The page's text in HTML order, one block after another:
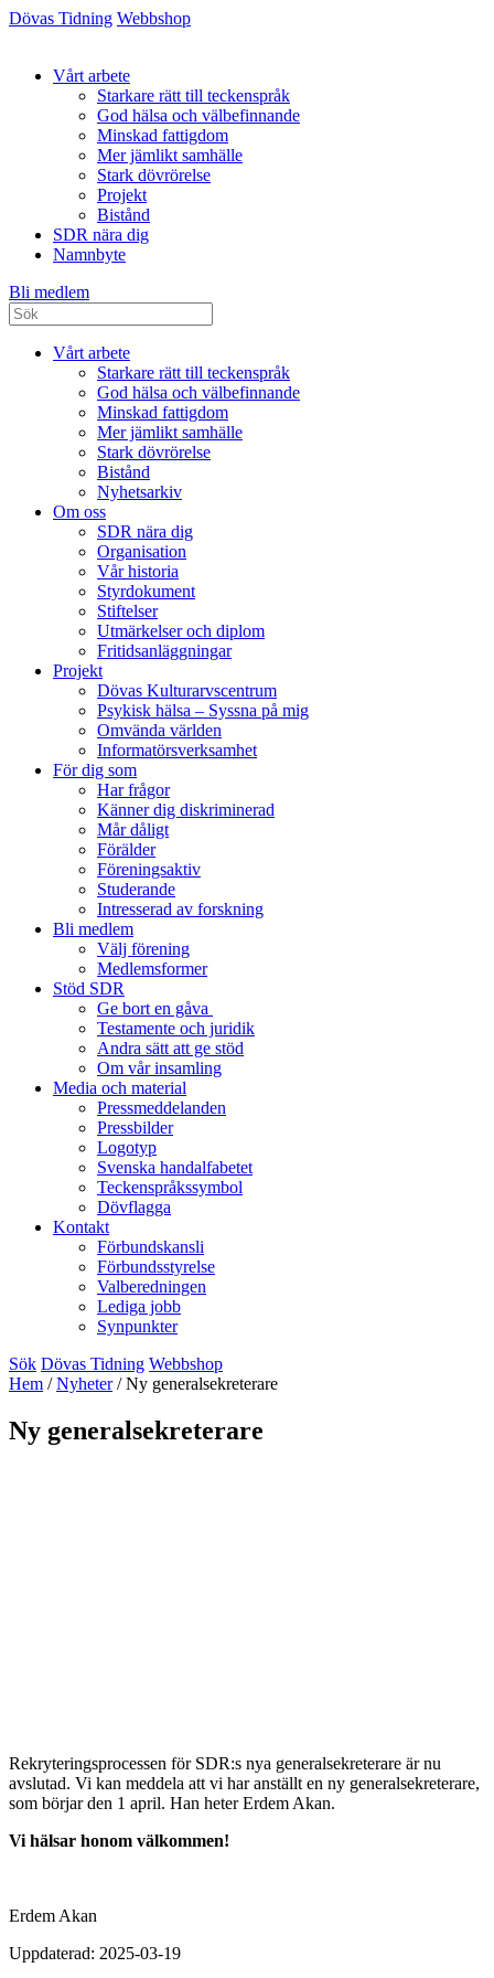
Dövas Tidning Webbshop
Vårt arbete
Starkare rätt till teckenspråk
God hälsa och välbefinnande
Minskad fattigdom
Mer jämlikt samhälle
Stark dövrörelse
Projekt
Bistånd
SDR nära dig
Namnbyte
Bli medlem
Vårt arbete
Starkare rätt till teckenspråk
God hälsa och välbefinnande
Minskad fattigdom
Mer jämlikt samhälle
Stark dövrörelse
Bistånd
Nyhetsarkiv
Om oss
SDR nära dig
Organisation
Vår historia
Styrdokument
Stiftelser
Utmärkelser och diplom
Fritidsanläggningar
Projekt
Dövas Kulturarvscentrum
Psykisk hälsa – Syssna på mig
Omvända världen
Informatörsverksamhet
För dig som
Har frågor
Känner dig diskriminerad
Mår dåligt
Förälder
Föreningsaktiv
Studerande
Intresserad av forskning
Bli medlem
Välj förening
Medlemsformer
Stöd SDR
Ge bort en gåva
Testamente och juridik
Andra sätt att ge stöd
Om vår insamling
Media och material
Pressmeddelanden
Pressbilder
Logotyp
Svenska handalfabetet
Teckenspråkssymbol
Dövflagga
Kontakt
Förbundskansli
Förbundsstyrelse
Valberedningen
Lediga jobb
Synpunkter
Sök Dövas Tidning Webbshop
Hem /Nyheter/Ny generalsekreterare
Ny generalsekreterare
Rekryteringsprocessen för SDR:s nya generalsekreterare är nu
avslutad. Vi kan meddela att vi har anställt en ny generalsekreterare,
som börjar den 1 april. Han heter Erdem Akan.
Vi hälsar honom välkommen!
Erdem Akan
Uppdaterad: 2025-03-19